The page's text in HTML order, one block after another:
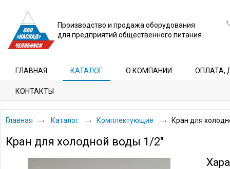
Производство и продажа оборудования
для предприятий общественного питания
ГЛАВНАЯ КАТАЛОГ О КОМПАНИИ ОПЛАТА,
КОНТАКТЫ
Главная Каталог Комплектующие Кран для
Кран для холодной воды 1/2"